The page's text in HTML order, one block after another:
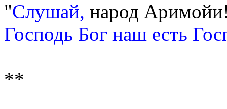
"Слушай, народ
Господь Бог наш есть
**